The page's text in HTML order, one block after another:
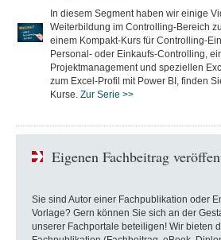
In diesem Segment haben wir einige
Weiterbildung im Controlling-Bereich
einem Kompakt-Kurs für Controlling-
Personal- oder Einkaufs-Controlling,
Projektmanagement und speziellen
zum Excel-Profil mit Power BI, finden
Kurse. Zur Serie >>
Eigenen Fachbeitrag
Sie sind Autor einer Fachpublikation oder
Vorlage? Gern können Sie sich an der
unserer Fachportale beteiligen! Wir bieten